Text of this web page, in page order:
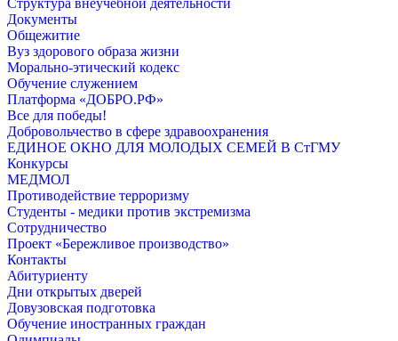
Структура внеучебной деятельности
Документы
Общежитие
Вуз здорового образа жизни
Морально-этический кодекс
Обучение служением
Платформа «ДОБРО.РФ»
Все для победы!
Добровольчество в сфере здравоохранения
ЕДИНОЕ ОКНО ДЛЯ МОЛОДЫХ СЕМЕЙ В СтГМУ
Конкурсы
МЕДМОЛ
Противодействие терроризму
Студенты - медики против экстремизма
Сотрудничество
Проект «Бережливое производство»
Контакты
Абитуриенту
Дни открытых дверей
Довузовская подготовка
Обучение иностранных граждан